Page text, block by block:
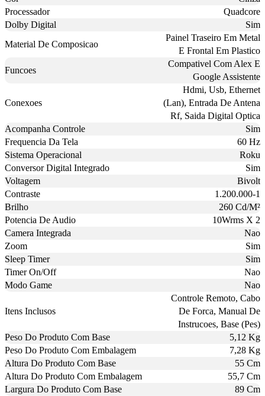
Processador
Quadcore
Dolby Digital
Sim
Material De Composicao
Painel Traseiro Em Metal
E Frontal Em Plastico
Funcoes
Compativel Com Alex E
Google Assistente
Conexoes
Hdmi, Usb, Ethernet
(Lan), Entrada De Antena
Rf, Saida Digital Optica
Acompanha Controle
Sim
Frequencia Da Tela
60 Hz
Sistema Operacional
Roku
Conversor Digital Integrado
Sim
Voltagem
Bivolt
Contraste
1.200.000-1
Brilho
260 Cd/M²
Potencia De Audio
10Wrms X 2
Camera Integrada
Nao
Zoom
Sim
Sleep Timer
Sim
Timer On/Off
Nao
Modo Game
Nao
Itens Inclusos
Controle Remoto, Cabo
De Forca, Manual De
Instrucoes, Base (Pes)
Peso Do Produto Com Base
5,12 Kg
Peso Do Produto Com Embalagem
7,28 Kg
Altura Do Produto Com Base
55 Cm
Altura Do Produto Com Embalagem
55,7 Cm
Largura Do Produto Com Base
89 Cm